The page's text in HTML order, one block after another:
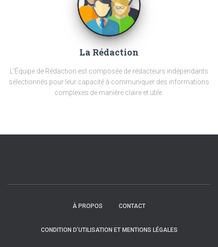
La Rédaction
L'Équipe de Rédaction est composée de rédacteurs indépendants
sélectionnés pour leur capacité à communiquer des informations
complexes de manière claire et utile.
À PROPOS CONTACT
CONDITION D’UTILISATION ET MENTIONS LÉGALES